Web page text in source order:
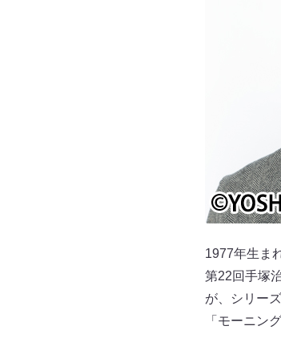
1977年生ま
第22回手塚
が、シリー
「モーニン